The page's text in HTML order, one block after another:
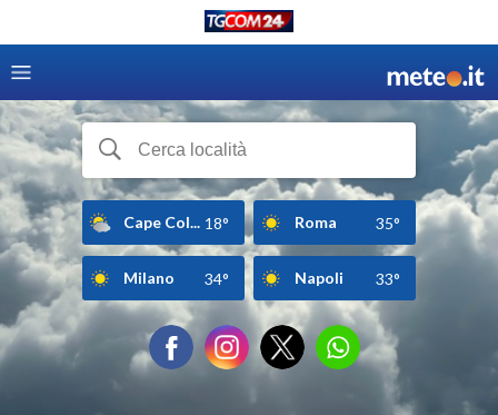
Cape Col... 18° Roma 35°
Milano 34° Napoli 33°